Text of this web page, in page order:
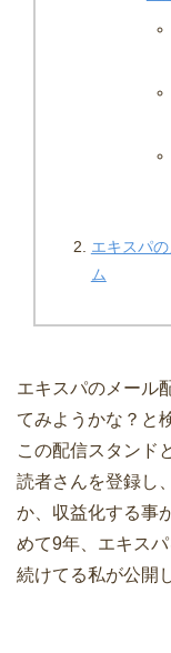
エキスパ
ム
エキスパのメール
てみようかな？と
この配信スタンド
読者さんを登録し
か、収益化する事
めて9年、エキス
続けてる私が公開